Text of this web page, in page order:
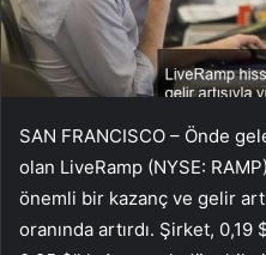
SAN FRANCISCO – Önde
olan LiveRamp (NYSE:
önemli bir kazanç ve gelir
oranında artırdı. Şirket, 0,19